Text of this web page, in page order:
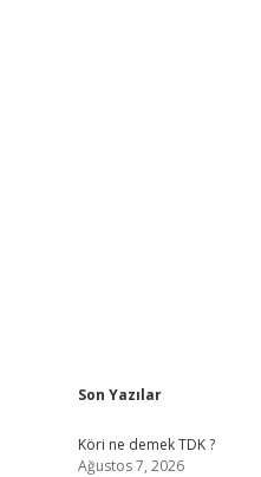
Sidebar
Son Yazılar
Köri ne demek TDK ?
Ağustos 7, 2026
hiltonbetBetexper giriş adresi